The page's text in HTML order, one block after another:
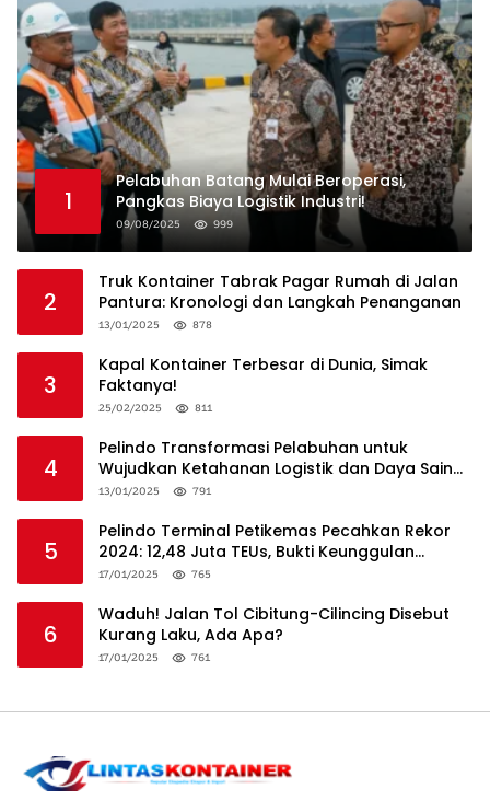
1
Pelabuhan Batang Mulai Beroperasi,
Pangkas Biaya Logistik Industri!
09/08/2025 999
2
Truk Kontainer Tabrak Pagar Rumah di Jalan
Pantura: Kronologi dan Langkah Penanganan
13/01/2025 878
3
Kapal Kontainer Terbesar di Dunia, Simak
Faktanya!
25/02/2025 811
4
Pelindo Transformasi Pelabuhan untuk
Wujudkan Ketahanan Logistik dan Daya Saing
Global
13/01/2025 791
5
Pelindo Terminal Petikemas Pecahkan Rekor
2024: 12,48 Juta TEUs, Bukti Keunggulan
Logistik Nasional
17/01/2025 765
6
Waduh! Jalan Tol Cibitung-Cilincing Disebut
Kurang Laku, Ada Apa?
17/01/2025 761